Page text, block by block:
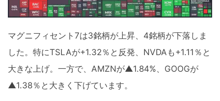
マグニフィセント7は3銘柄が上昇、4銘柄が下落しま
した。特にTSLAが+1.32％と反発、NVDAも+1.11％と
大きな上げ。一方で、AMZNが▲1.84%、GOOGが
▲1.38％と大きく下げています。